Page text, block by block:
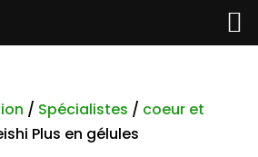
/ Spécialistes / coeur et
Plus en gélules